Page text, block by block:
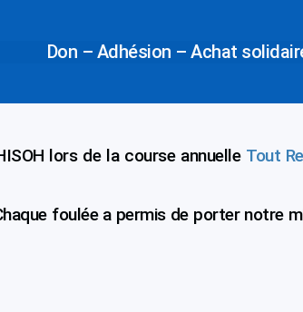
Don – Adhésion – Achat
lors de la course annuelle Tout
foulée a permis de porter notre